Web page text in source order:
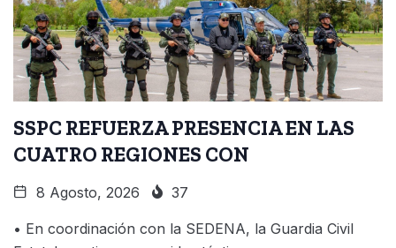
SSPC REFUERZA PRESENCIA EN LAS
CUATRO REGIONES CON
8 Agosto, 2026 37
• En coordinación con la SEDENA, la Guardia Civil